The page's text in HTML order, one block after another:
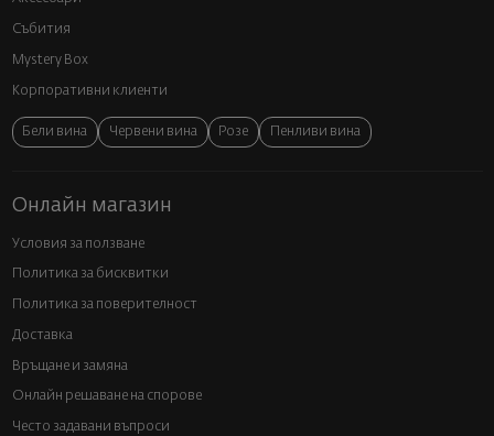
Събития
Mystery Box
Корпоративни клиенти
Бели вина Червени вина Розе Пенливи вина
Онлайн магазин
Условия за ползване
Политика за бисквитки
Политика за поверителност
Доставка
Връщане и замяна
Онлайн решаване на спорове
Често задавани въпроси